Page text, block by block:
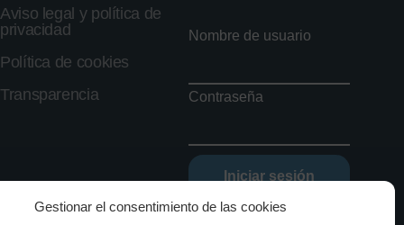
Gestionar el consentimiento de las cookies
Aviso legal y política de
privacidad
Política de cookies
Transparencia
Nombre de usuario
Contraseña
Olvidé mi contraseña